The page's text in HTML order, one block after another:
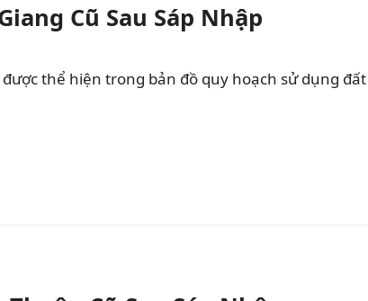
Cũ Sau Sáp Nhập
thể hiện trong bản đồ quy hoạch sử dụng